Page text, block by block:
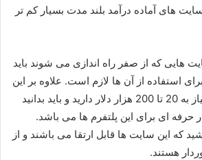
های آماده درآمد بلند مدت بسیار کم تر
که از صفر راه اندازی می شوند باید
استفاده از آن ها لازم است. علاوه بر این
شما برای خرید آن ها نیاز به 20 تا 200 هزار دلار دارید و باید بدانید
حرفه ای برای این پلتفرم ها می باشد.
که این سایت ها قابل ارتقا می باشند و از
هستند.